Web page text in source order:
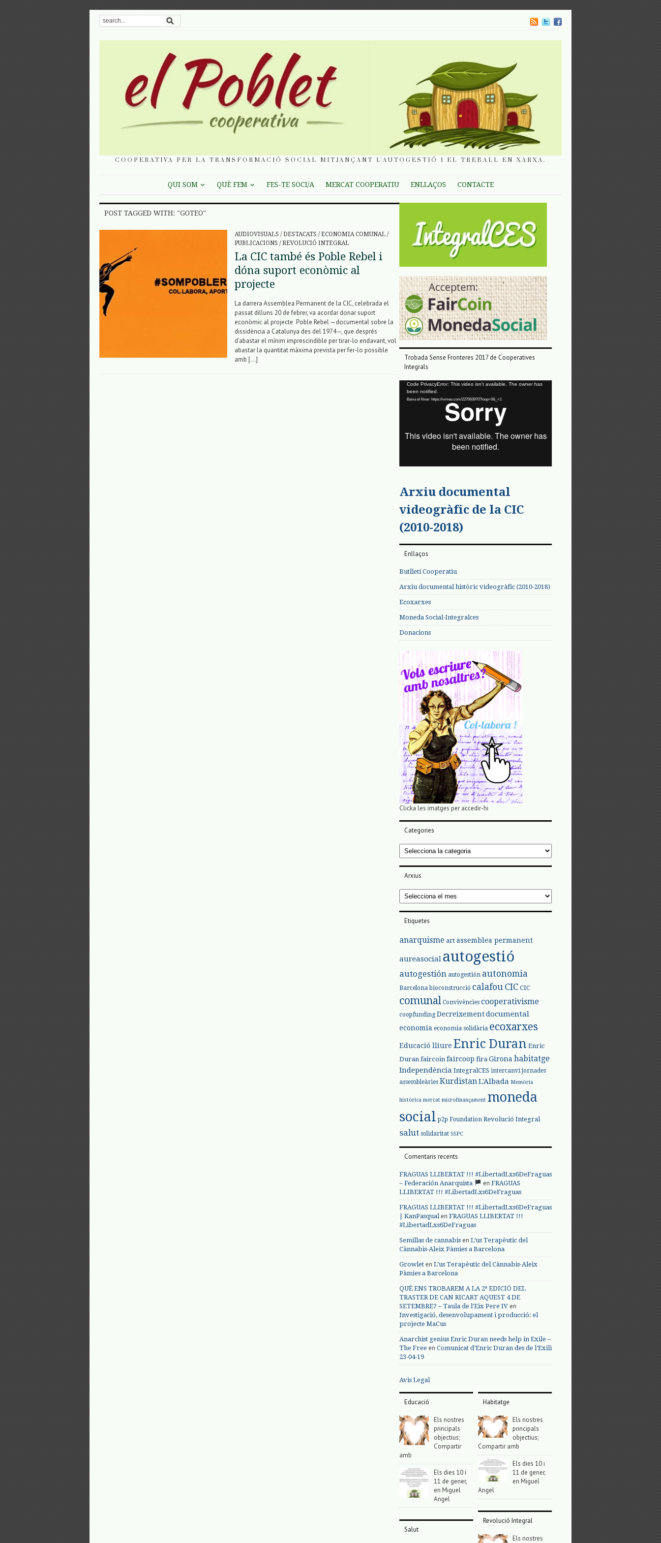
COOPERATIVA PER LA TRANSFORMACIÓ SOCIAL MITJANÇANT L'AUTOGESTIÓ I EL TREBALL EN XARXA.
QUI SOM QUÈ FEM FES-TE SOCI/A MERCAT COOPERATIU ENLLAÇOS CONTACTE
POST TAGGED WITH: "GOTEO"
AUDIOVISUALS / DESTACATS / ECONOMIA COMUNAL /
PUBLICACIONS / REVOLUCIÓ INTEGRAL
La CIC també és Poble Rebel i
dóna suport econòmic al
projecte
La darrera Assemblea Permanent de la CIC, celebrada el
passat dilluns 20 de febrer, va acordar donar suport
econòmic al projecte Poble Rebel —documental sobre la
dissidència a Catalunya des del 1974—, que després
d’abastar el mínim imprescindible per tirar-lo endavant, vol
abastar la quantitat màxima prevista per fer-lo possible
amb […]
Trobada Sense Fronteres 2017 de Cooperatives
Integrals
Reproductor
vídeo
Code PrivacyError: This video isn't available. The owner has
been notified.
Baixa el fitxer: https://vimeo.com/227063970?loop=0&_=1
Arxiu documental
videogràfic de la CIC
(2010-2018)
Enllaços
Butlletí Cooperatiu
Arxiu documental històric videogràfic (2010-2018)
Ecoxarxes
Moneda Social-Integralces
Donacions
Clicka les imatges per accedir-hi
Categories
Categories
Arxius
Arxius
Etiquetes
anarquisme art assemblea permanent
aureasocial autogestió
autogestión autogestión autonomia
Barcelona bioconstrucció calafou CIC CIC
comunal Convivències cooperativisme
coopfunding Decreixementdocumental
economia economia solidària ecoxarxes
Educació lliure Enric Duran Enric
Duran faircoin faircoop fira Girona habitatge
Independència IntegralCES intercanvi jornades
assembleàries Kurdistan L'Albada Memòria
històrica mercat microfinançament moneda
social p2p Foundation Revolució Integral
salut solidaritat SSPC
Comentaris recents
FRAGUAS LLIBERTAT !!! #LibertadLxs6DeFraguas
– Federación Anarquista
en FRAGUAS
LLIBERTAT !!! #LibertadLxs6DeFraguas
FRAGUAS LLIBERTAT !!! #LibertadLxs6DeFraguas
| KanPasqualen FRAGUAS LLIBERTAT !!!
#LibertadLxs6DeFraguas
Semillas de cannabis en L’us Terapèutic del
Cànnabis-Aleix Pàmies a Barcelona
Growlet en L’us Terapèutic del Cànnabis-Aleix
Pàmies a Barcelona
QUÈ ENS TROBAREM A LA 2ª EDICIÓ DEL
TRASTER DE CAN RICART AQUEST 4 DE
SETEMBRE? – Taula de l'Eix Pere IV en
Investigació, desenvolupament i producció: el
projecte MaCus
Anarchist genius Enric Duran needs help in Exile –
The Free en Comunicat d’Enric Duran des de l’Exili
23-04-19
Avis Legal
Educació
Els nostres
principals
objectius;
Compartir
amb
Els dies 10 i
11 de gener,
en Miguel
Angel
Salut
Habitatge
Els nostres
principals
objectius;
Compartir amb
Els dies 10 i
11 de gener,
en Miguel
Angel
Revolució Integral
Els nostres